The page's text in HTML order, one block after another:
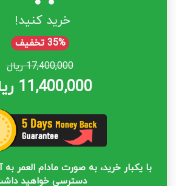
خرید کنید!
35% تخفیف
17,400,000 ریال
11,400,000 ریال
با یکبار خرید، به صورت مادام العمر
دسترسی خواهید